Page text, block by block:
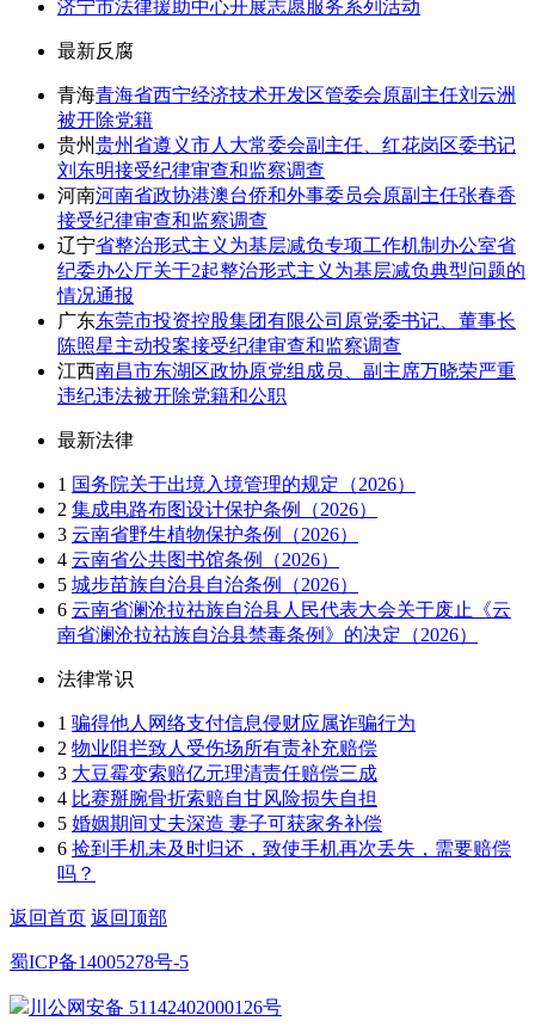
济宁市法律援助中心开展志愿服务系列活动
最新反腐
青海青海省西宁经济技术开发区管委会原副主任刘云洲
被开除党籍
贵州贵州省遵义市人大常委会副主任、红花岗区委书记
刘东明接受纪律审查和监察调查
河南河南省政协港澳台侨和外事委员会原副主任张春香
接受纪律审查和监察调查
辽宁省整治形式主义为基层减负专项工作机制办公室省
纪委办公厅关于2起整治形式主义为基层减负典型问题的
情况通报
广东东莞市投资控股集团有限公司原党委书记、董事长
陈照星主动投案接受纪律审查和监察调查
江西南昌市东湖区政协原党组成员、副主席万晓荣严重
违纪违法被开除党籍和公职
最新法律
1 国务院关于出境入境管理的规定（2026）
2 集成电路布图设计保护条例（2026）
3 云南省野生植物保护条例（2026）
4 云南省公共图书馆条例（2026）
5 城步苗族自治县自治条例（2026）
6 云南省澜沧拉祜族自治县人民代表大会关于废止《云
南省澜沧拉祜族自治县禁毒条例》的决定（2026）
法律常识
1 骗得他人网络支付信息侵财应属诈骗行为
2 物业阻拦致人受伤场所有责补充赔偿
3 大豆霉变索赔亿元理清责任赔偿三成
4 比赛掰腕骨折索赔自甘风险损失自担
5 婚姻期间丈夫深造 妻子可获家务补偿
6 捡到手机未及时归还，致使手机再次丢失，需要赔偿
吗？
返回首页 返回顶部
蜀ICP备14005278号-5
川公网安备 51142402000126号